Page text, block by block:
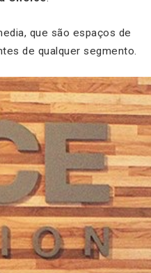
que são espaços de
de qualquer segmento.